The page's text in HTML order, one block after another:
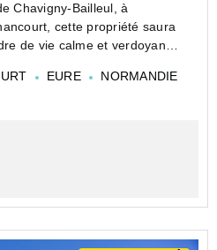
Chavigny-Bailleul, à
cette propriété saura
de vie calme et verdoyant,
EURE NORMANDIE